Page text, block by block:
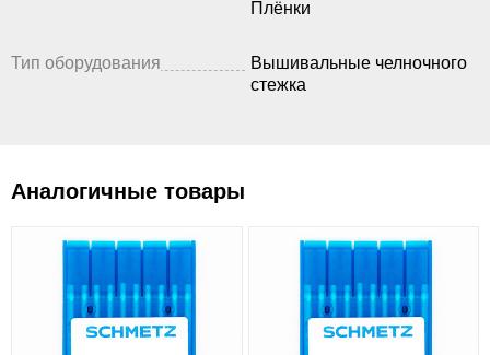
Плёнки
Тип оборудования
Вышивальные челночного
стежка
Аналогичные товары